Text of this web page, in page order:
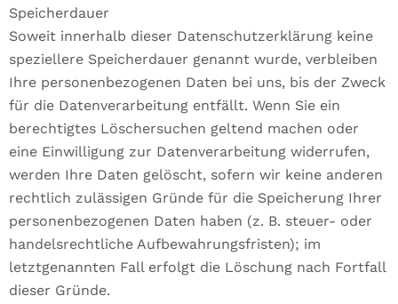
Speicherdauer
Soweit innerhalb dieser Datenschutzerklärung keine
speziellere Speicherdauer genannt wurde, verbleiben
Ihre personenbezogenen Daten bei uns, bis der Zweck
für die Datenverarbeitung entfällt. Wenn Sie ein
berechtigtes Löschersuchen geltend machen oder
eine Einwilligung zur Datenverarbeitung widerrufen,
werden Ihre Daten gelöscht, sofern wir keine anderen
rechtlich zulässigen Gründe für die Speicherung Ihrer
personenbezogenen Daten haben (z. B. steuer- oder
handelsrechtliche Aufbewahrungsfristen); im
letztgenannten Fall erfolgt die Löschung nach Fortfall
dieser Gründe.